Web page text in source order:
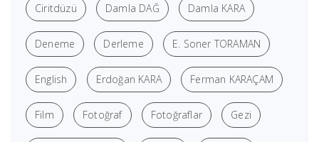
Ciritdüzü Damla DAĞ Damla KARA
Deneme Derleme E. Soner TORAMAN
English Erdoğan KARA Ferman KARAÇAM
Film Fotoğraf Fotoğraflar Gezi